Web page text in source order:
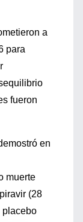
a
para
fueron
en
muerte
(28
placebo